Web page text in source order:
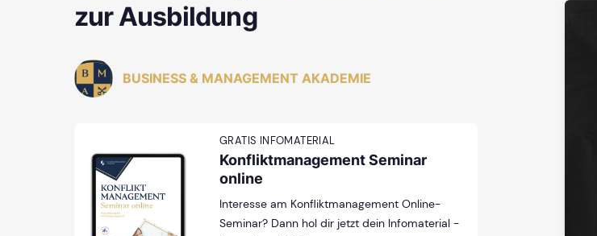
zur Ausbildung
BUSINESS & MANAGEMENT AKADEMIE
GRATIS INFOMATERIAL
Konfliktmanagement Seminar
online
Interesse am Konfliktmanagement Online-
Seminar? Dann hol dir jetzt dein Infomaterial -